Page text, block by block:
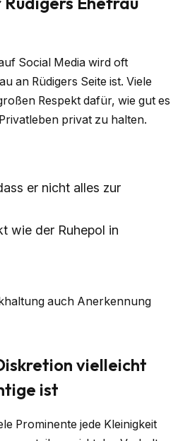
Social Media wird oft
an Rüdigers Seite ist. Viele
Respekt dafür, wie gut es
privat zu halten.
er nicht alles zur
wie der Ruhepol in
auch Anerkennung
vielleicht
ist
Prominente jede Kleinigkeit